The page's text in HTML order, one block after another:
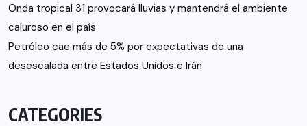
Onda tropical 31 provocará lluvias y mantendrá el ambiente
caluroso en el país
Petróleo cae más de 5% por expectativas de una
desescalada entre Estados Unidos e Irán
CATEGORIES